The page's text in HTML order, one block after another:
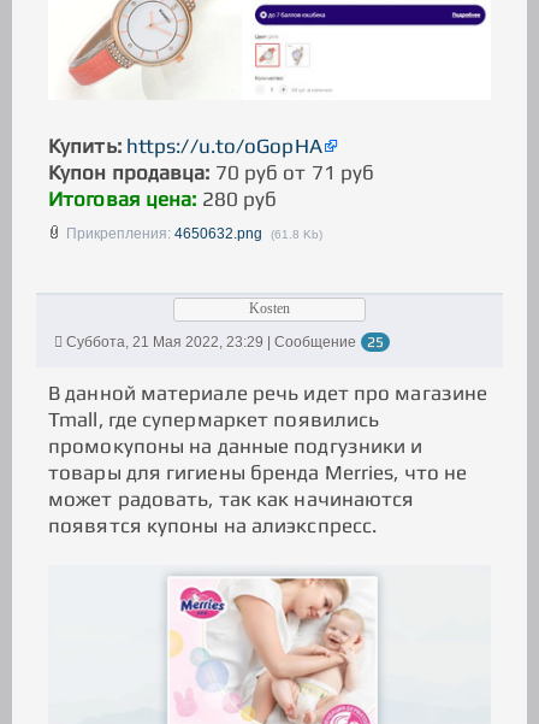
Купить: https://u.to/oGopHA
Купон продавца: 70 руб от 71 руб
Итоговая цена: 280 руб
Прикрепления: 4650632.png (61.8 Kb)
Kosten
Суббота, 21 Мая 2022, 23:29 | Сообщение
25
В данной материале речь идет про магазине
Tmall, где супермаркет появились
промокупоны на данные подгузники и
товары для гигиены бренда Merries, что не
может радовать, так как начинаются
появятся купоны на алиэкспресс.